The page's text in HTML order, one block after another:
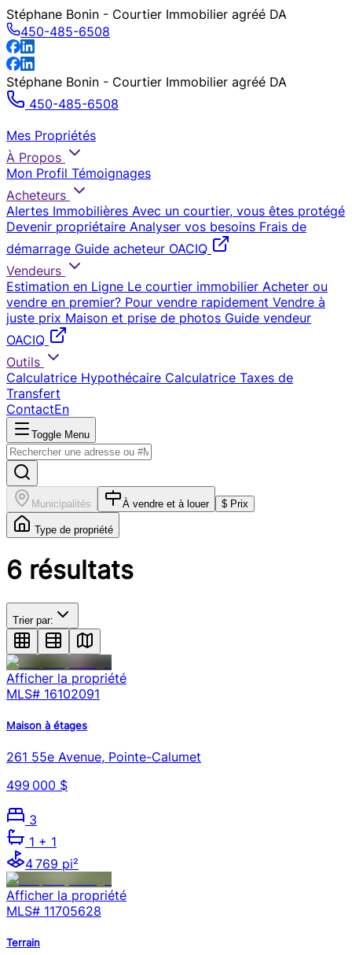
Stéphane Bonin - Courtier Immobilier agréé DA
450-485-6508
Stéphane Bonin - Courtier Immobilier agréé DA
450-485-6508
Mes Propriétés
À Propos
Mon Profil Témoignages
Acheteurs
Alertes Immobilières Avec un courtier, vous êtes protégé
Devenir propriétaire Analyser vos besoins Frais de
démarrage Guide acheteur OACIQ
Vendeurs
Estimation en Ligne Le courtier immobilier Acheter ou
vendre en premier? Pour vendre rapidement Vendre à
juste prix Maison et prise de photos Guide vendeur
OACIQ
Outils
Calculatrice Hypothécaire Calculatrice Taxes de
Transfert
ContactEn
Toggle Menu
Municipalités À vendre et à louer $ Prix
Type de propriété
6 résultats
Trier par:
Afficher la propriété
MLS# 16102091
Maison à étages
261 55e Avenue, Pointe-Calumet
499 000 $
3
1 + 1
4 769 pi²
Afficher la propriété
MLS# 11705628
Terrain